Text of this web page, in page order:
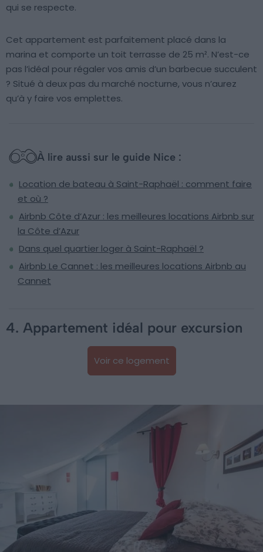
qui se respecte.
Cet appartement est parfaitement placé dans la
marina et comporte un toit terrasse de 25 m². N’est-ce
pas l’idéal pour régaler vos amis d’un barbecue succulent
? Situé à deux pas du marché nocturne, vous n’aurez
qu’à y faire vos emplettes.
À lire aussi sur le guide Nice :
Location de bateau à Saint-Raphaël : comment faire
et où ?
Airbnb Côte d’Azur : les meilleures locations Airbnb sur
la Côte d’Azur
Dans quel quartier loger à Saint-Raphaël ?
Airbnb Le Cannet : les meilleures locations Airbnb au
Cannet
4. Appartement idéal pour excursion
Voir ce logement